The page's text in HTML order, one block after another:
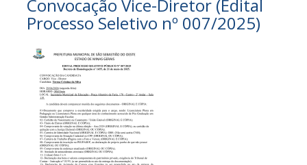
Convocação Vice-Diretor (Edital
Processo Seletivo nº 007/2025)